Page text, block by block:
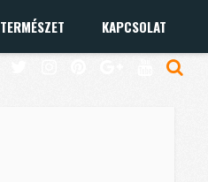
TERMÉSZET KAPCSOLAT